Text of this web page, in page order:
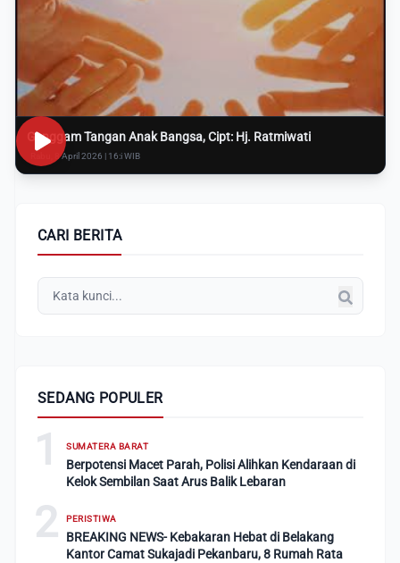
Genggam Tangan Anak Bangsa, Cipt: Hj. Ratmiwati
Rabu, 8 April 2026 | 16:i WIB
CARI BERITA
SEDANG POPULER
1 SUMATERA BARAT
Berpotensi Macet Parah, Polisi Alihkan Kendaraan di
Kelok Sembilan Saat Arus Balik Lebaran
2 PERISTIWA
BREAKING NEWS- Kebakaran Hebat di Belakang
Kantor Camat Sukajadi Pekanbaru, 8 Rumah Rata